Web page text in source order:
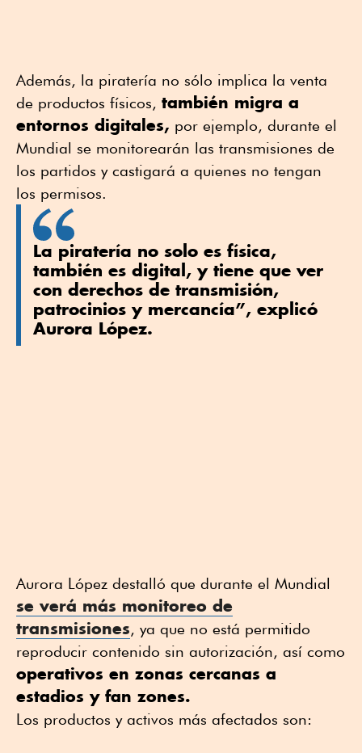
Además, la piratería no sólo implica la venta
de productos físicos, también migra a
entornos digitales, por ejemplo, durante el
Mundial se monitorearán las transmisiones de
los partidos y castigará a quienes no tengan
los permisos.
La piratería no solo es física,
también es digital, y tiene que ver
con derechos de transmisión,
patrocinios y mercancía”, explicó
Aurora López.
Aurora López destalló que durante el Mundial
se verá más monitoreo de
transmisiones, ya que no está permitido
reproducir contenido sin autorización, así como
operativos en zonas cercanas a
estadios y fan zones.
Los productos y activos más afectados son: